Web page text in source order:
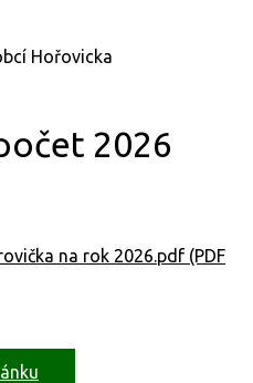
Hořovicka
2026
na rok 2026.pdf (PDF